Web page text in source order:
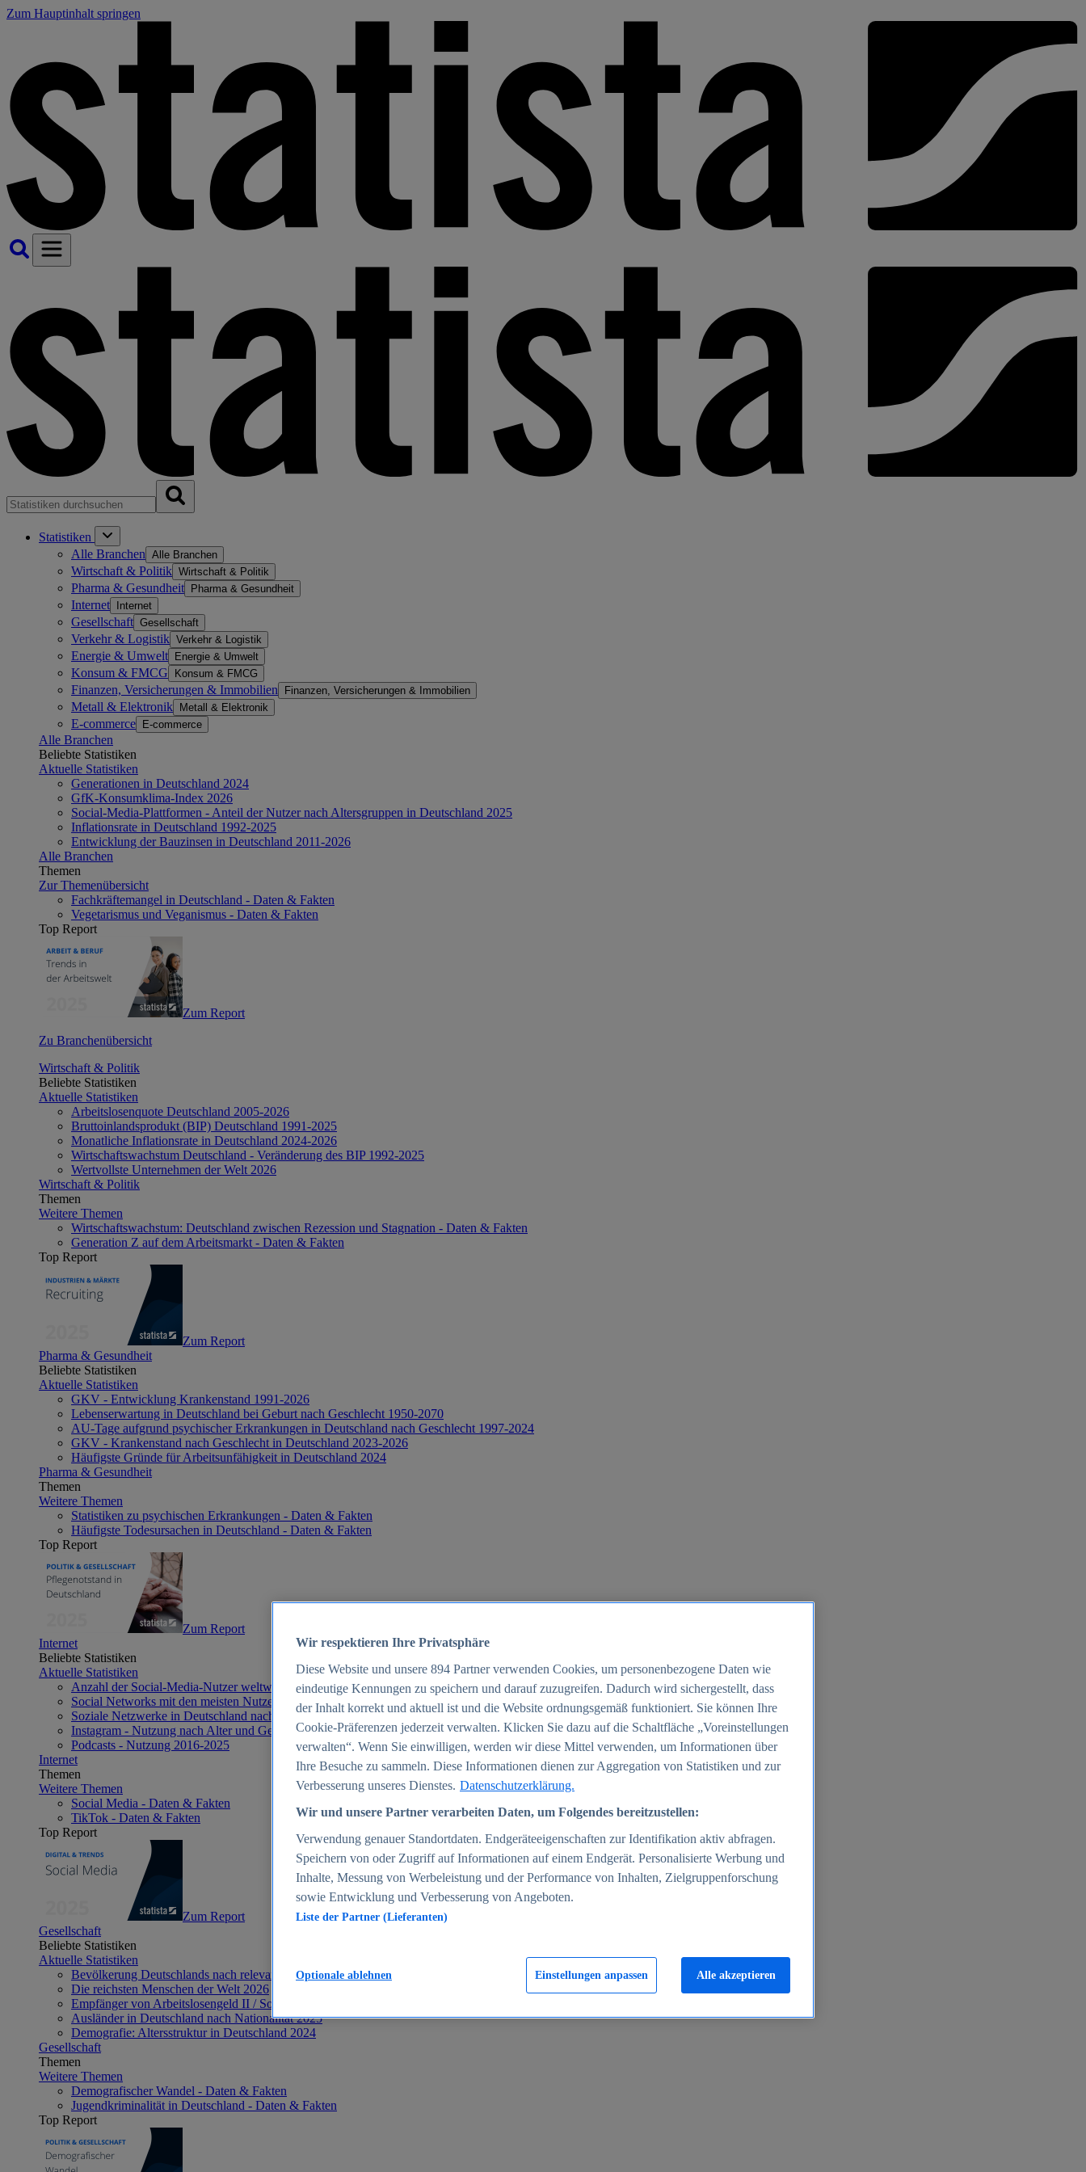
Zum Hauptinhalt springen
Statistiken
Alle Branchen Alle Branchen
Wirtschaft & Politik Wirtschaft & Politik
Pharma & Gesundheit Pharma & Gesundheit
Internet Internet
Gesellschaft Gesellschaft
Verkehr & Logistik Verkehr & Logistik
Energie & Umwelt Energie & Umwelt
Konsum & FMCG Konsum & FMCG
Finanzen, Versicherungen & Immobilien Finanzen, Versicherungen & Immobilien
Metall & Elektronik Metall & Elektronik
E-commerce E-commerce
Alle Branchen
Beliebte Statistiken
Aktuelle Statistiken
Generationen in Deutschland 2024
GfK-Konsumklima-Index 2026
Social-Media-Plattformen - Anteil der Nutzer nach Altersgruppen in Deutschland 2025
Inflationsrate in Deutschland 1992-2025
Entwicklung der Bauzinsen in Deutschland 2011-2026
Alle Branchen
Themen
Zur Themenübersicht
Fachkräftemangel in Deutschland - Daten & Fakten
Vegetarismus und Veganismus - Daten & Fakten
Top Report
Zum Report
Zu Branchenübersicht
Wirtschaft & Politik
Beliebte Statistiken
Aktuelle Statistiken
Arbeitslosenquote Deutschland 2005-2026
Bruttoinlandsprodukt (BIP) Deutschland 1991-2025
Monatliche Inflationsrate in Deutschland 2024-2026
Wirtschaftswachstum Deutschland - Veränderung des BIP 1992-2025
Wertvollste Unternehmen der Welt 2026
Wirtschaft & Politik
Themen
Weitere Themen
Wirtschaftswachstum: Deutschland zwischen Rezession und Stagnation - Daten & Fakten
Generation Z auf dem Arbeitsmarkt - Daten & Fakten
Top Report
Zum Report
Pharma & Gesundheit
Beliebte Statistiken
Aktuelle Statistiken
GKV - Entwicklung Krankenstand 1991-2026
Lebenserwartung in Deutschland bei Geburt nach Geschlecht 1950-2070
AU-Tage aufgrund psychischer Erkrankungen in Deutschland nach Geschlecht 1997-2024
GKV - Krankenstand nach Geschlecht in Deutschland 2023-2026
Häufigste Gründe für Arbeitsunfähigkeit in Deutschland 2024
Pharma & Gesundheit
Themen
Weitere Themen
Statistiken zu psychischen Erkrankungen - Daten & Fakten
Häufigste Todesursachen in Deutschland - Daten & Fakten
Top Report
Zum Report
Internet
Beliebte Statistiken
Aktuelle Statistiken
Anzahl der Social-Media-Nutzer weltweit 2012-2025
Social Networks mit den meisten Nutzern weltweit 2025
Soziale Netzwerke in Deutschland nach Generationen 2025
Instagram - Nutzung nach Alter und Geschlecht in Deutschland 2025
Podcasts - Nutzung 2016-2025
Internet
Themen
Weitere Themen
Social Media - Daten & Fakten
TikTok - Daten & Fakten
Top Report
Zum Report
Gesellschaft
Beliebte Statistiken
Aktuelle Statistiken
Bevölkerung Deutschlands nach relevanten Altersgruppen 2024
Die reichsten Menschen der Welt 2026
Empfänger von Arbeitslosengeld II / Sozialgeld / Bürgergeld in Deutschland 2005-2025
Ausländer in Deutschland nach Nationalität 2025
Demografie: Altersstruktur in Deutschland 2024
Gesellschaft
Themen
Weitere Themen
Demografischer Wandel - Daten & Fakten
Jugendkriminalität in Deutschland - Daten & Fakten
Top Report
Wir respektieren Ihre Privatsphäre
Diese Website und unsere 894 Partner verwenden Cookies, um personenbezogene Daten wie
eindeutige Kennungen zu speichern und darauf zuzugreifen. Dadurch wird sichergestellt, dass
der Inhalt korrekt und aktuell ist und die Website ordnungsgemäß funktioniert. Sie können Ihre
Cookie-Präferenzen jederzeit verwalten. Klicken Sie dazu auf die Schaltfläche „Voreinstellungen
verwalten“. Wenn Sie einwilligen, werden wir diese Mittel verwenden, um Informationen über
Ihre Besuche zu sammeln. Diese Informationen dienen zur Aggregation von Statistiken und zur
Verbesserung unseres Dienstes. Datenschutzerklärung.
Wir und unsere Partner verarbeiten Daten, um Folgendes bereitzustellen:
Verwendung genauer Standortdaten. Endgeräteeigenschaften zur Identifikation aktiv abfragen.
Speichern von oder Zugriff auf Informationen auf einem Endgerät. Personalisierte Werbung und
Inhalte, Messung von Werbeleistung und der Performance von Inhalten, Zielgruppenforschung
sowie Entwicklung und Verbesserung von Angeboten.
Liste der Partner (Lieferanten)
Einstellungen anpassen
Optionale ablehnen Alle akzeptieren